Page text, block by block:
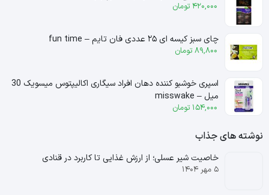
420,000 تومان
چای سبز کیسه ای ۲۵ عددی فان تایم – fun time
89,800 تومان
اسپری خوشبو کننده دهان افراد سیگاری اکالیپتوس میسویک 30
میل – misswake
154,000 تومان
نوشته های جذاب
خاصیت شیر عسلی؛ از ارزش غذایی تا کاربرد در قنادی
۵ مهر ۱۴۰۴